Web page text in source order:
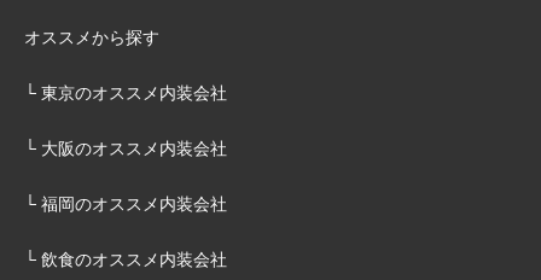
オススメから探す
└ 東京のオススメ内装会社
└ 大阪のオススメ内装会社
└ 福岡のオススメ内装会社
└ 飲食のオススメ内装会社